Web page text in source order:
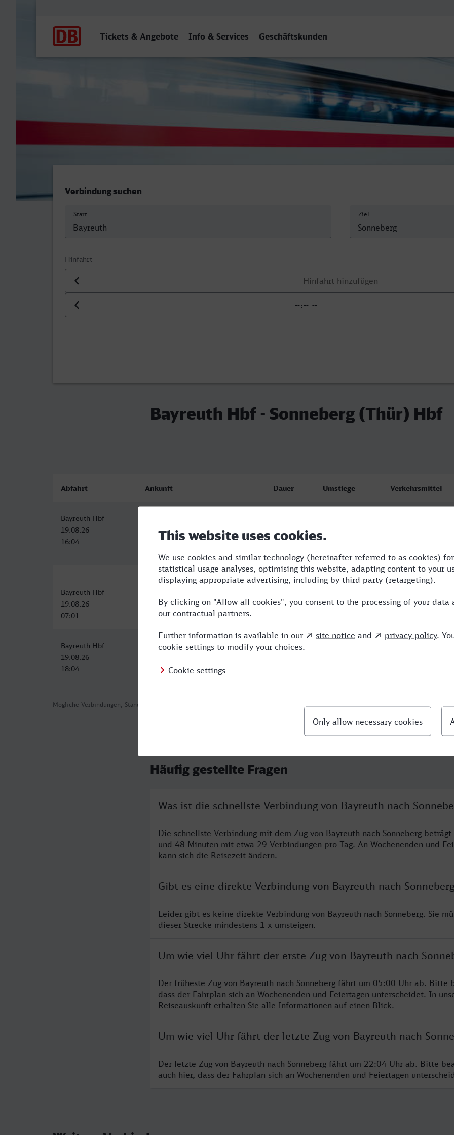
Tickets & Angebote Info & Services Geschäftskunden
Bayreuth Hbf - Sonneberg (Thür) Hbf
Verbindung suchen
Start Ziel
Hinfahrt
Datum der Hinfahrt
Uhrzeit der Hinfahrt
Bayreuth Hbf - Sonneberg (Thür) Hbf
Mögliche Verbindungen, Stand: 2026-08-05 05:25
Abfahrt Ankunft Dauer Umstiege Verkehrsmittel
Bayreuth Hbf
19.08.26
16:04
19.08.26
17:52
Bayreuth Hbf
19.08.26
07:01
19.08.26
08:53
Bayreuth Hbf
19.08.26
18:04
Sonneberg (Thür) Hbf
19:54
1:50
Häufig gestellte Fragen
Was ist die schnellste Verbindung von Bayreuth nach
Die schnellste Verbindung mit dem Zug von Bayreuth nach Sonneberg beträgt
und 48 Minuten mit etwa 29 Verbindungen pro Tag. An Wochenenden und
kann sich die Reisezeit ändern.
Gibt es eine direkte Verbindung von Bayreuth nach
Leider gibt es keine direkte Verbindung von Bayreuth nach Sonneberg. Sie
dieser Strecke mindestens 1 x umsteigen.
Um wie viel Uhr fährt der erste Zug von Bayreuth nach
Der früheste Zug von Bayreuth nach Sonneberg fährt um 05:00 Uhr ab. Bitte
dass der Fahrplan sich an Wochenenden und Feiertagen unterscheidet. In
Reiseauskunft erhalten Sie alle Informationen auf einen Blick.
Um wie viel Uhr fährt der letzte Zug von Bayreuth nach
Der letzte Zug von Bayreuth nach Sonneberg fährt um 22:04 Uhr ab. Bitte
auch hier, dass der Fahrplan sich an Wochenenden und Feiertagen